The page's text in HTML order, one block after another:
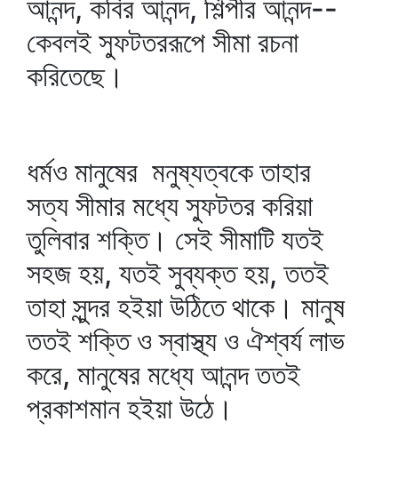
আনন্দ, কবির আনন্দ, শিল্পীর আনন্দ--
কেবলই স্ফুটতররূপে সীমা রচনা
করিতেছে।
ধর্মও মানুষের মনুষ্যত্বকে তাহার
সত্য সীমার মধ্যে স্ফুটতর করিয়া
তুলিবার শক্তি। সেই সীমাটি যতই
সহজ হয়, যতই সুব্যক্ত হয়, ততই
তাহা সুন্দর হইয়া উঠিতে থাকে। মানুষ
ততই শক্তি ও স্বাস্থ্য ও ঐশ্বর্য লাভ
করে, মানুষের মধ্যে আনন্দ ততই
প্রকাশমান হইয়া উঠে।